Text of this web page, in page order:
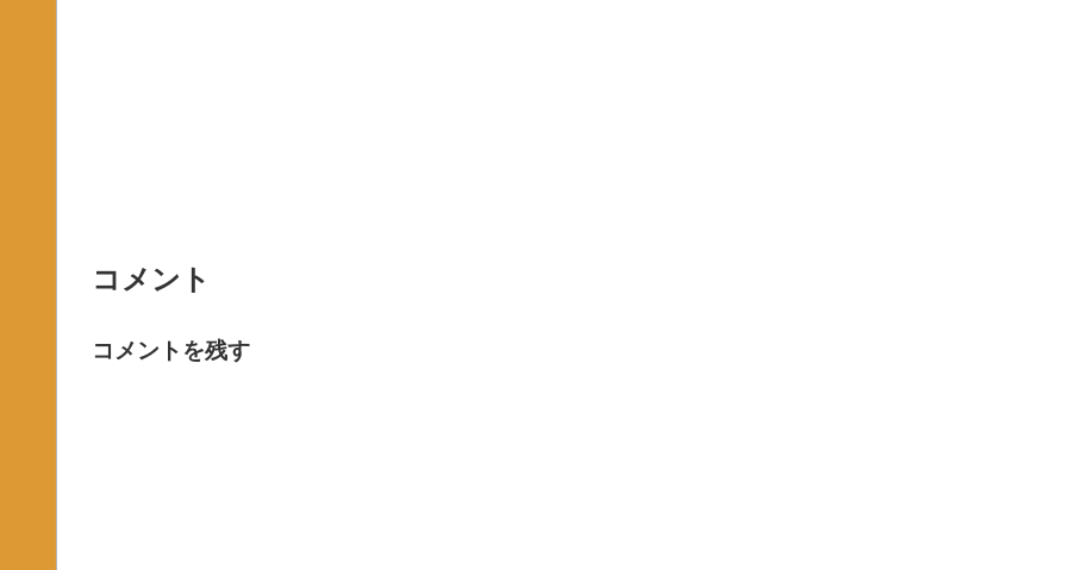
コメント
コメントを残す